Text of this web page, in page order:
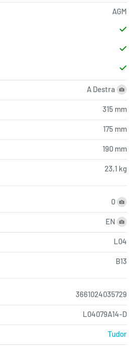
AGM
A Destra
315 mm
175 mm
190 mm
23,1 kg
0
EN
L04
B13
3661024035729
L04079A14-D
Tudor